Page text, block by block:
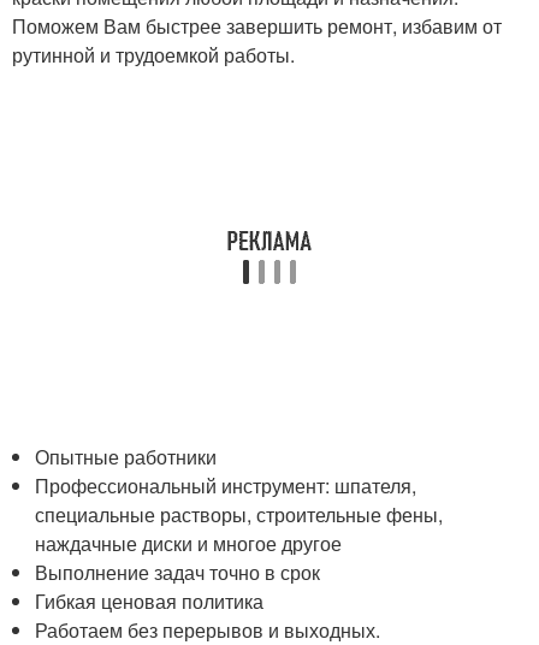
Поможем Вам быстрее завершить ремонт, избавим от
рутинной и трудоемкой работы.
Опытные работники
Профессиональный инструмент: шпателя,
специальные растворы, строительные фены,
наждачные диски и многое другое
Выполнение задач точно в срок
Гибкая ценовая политика
Работаем без перерывов и выходных.